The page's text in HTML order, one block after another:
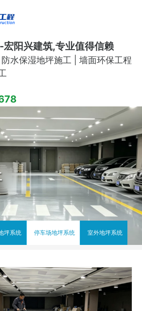
阳兴建筑,专业值得信赖
水保湿地坪施工 | 墙面环保工程
坪系统 停车场地坪系统 室外地坪系统